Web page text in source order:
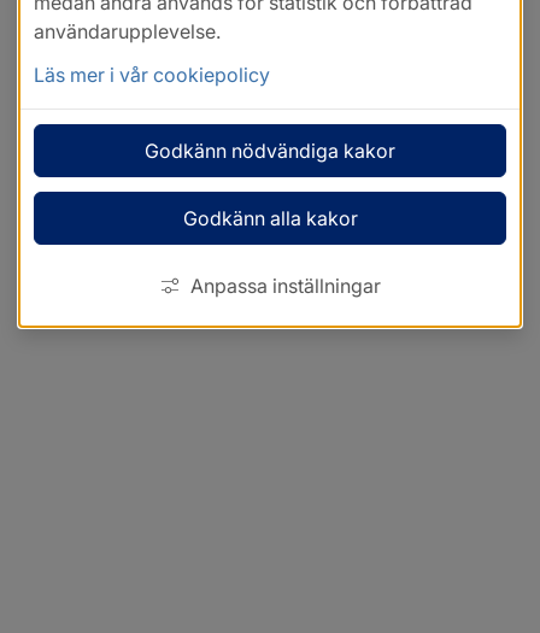
användarupplevelse.
Läs mer i vår cookiepolicy
Godkänn nödvändiga kakor
Godkänn alla kakor
Anpassa inställningar